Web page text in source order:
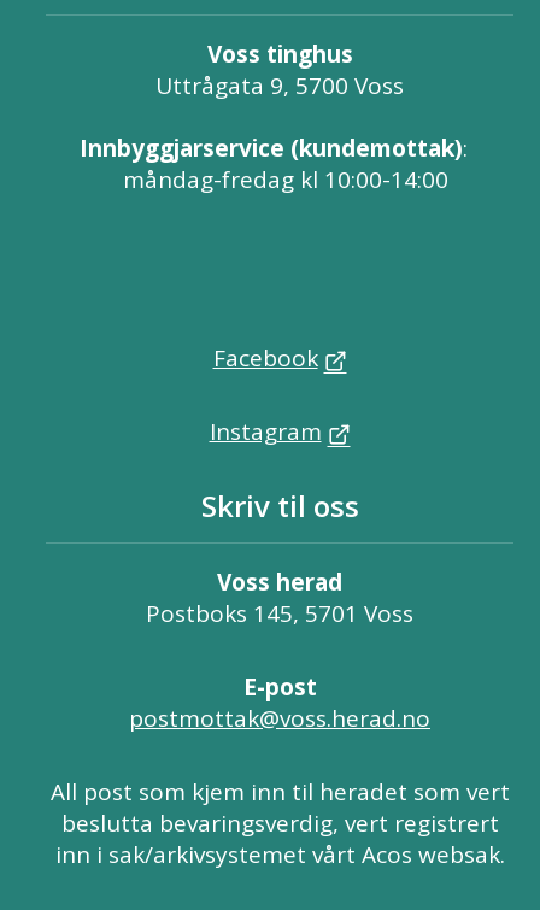
Voss tinghus
Uttrågata 9, 5700 Voss
Innbyggjarservice (kundemottak):
måndag-fredag kl 10:00-14:00
Facebook
Instagram
Skriv til oss
Voss herad
Postboks 145, 5701 Voss
E-post
postmottak@voss.herad.no
All post som kjem inn til heradet som vert
beslutta bevaringsverdig, vert registrert
inn i sak/arkivsystemet vårt Acos websak.